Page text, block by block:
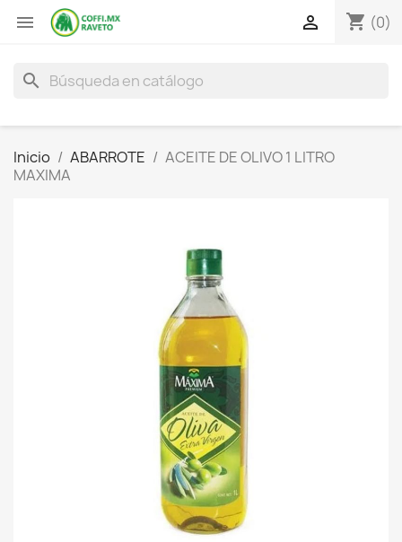
 shopping_cart (0)

search
Inicio ABARROTE
ACEITE DE OLIVO 1 LITRO
MAXIMA